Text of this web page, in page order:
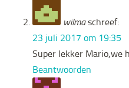
wilma schreef:
23 juli 2017 om 19:35
Super lekker Mario,we
Beantwoorden